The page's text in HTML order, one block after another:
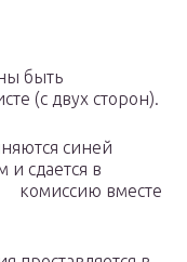
быть
(с двух сторон).
синей
и сдается в
комиссию вместе